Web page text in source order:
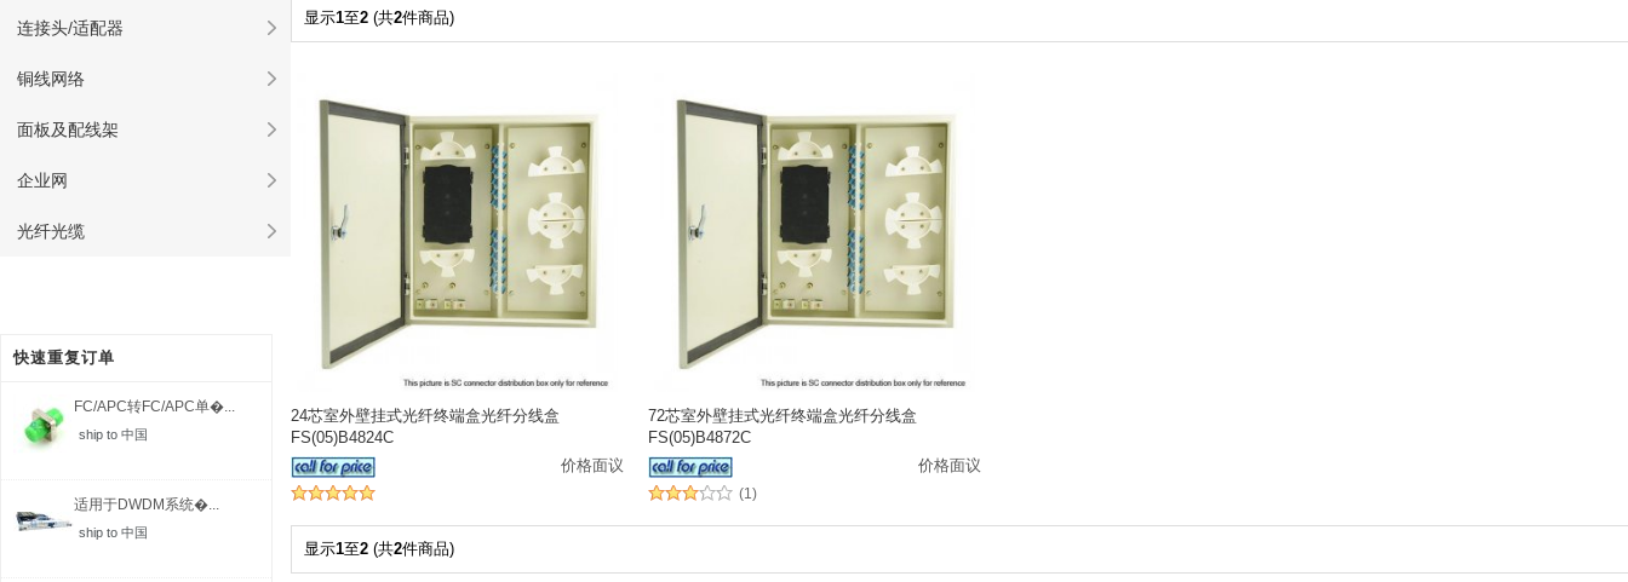
连接头/适配器
铜线网络
面板及配线架
企业网
光纤光缆
快速重复订单
FC/APC转FC/APC单�...
ship to 中国
适用于DWDM系统�...
ship to 中国
显示1至2 (共2件商品)
24芯室外壁挂式光纤终端盒光纤分线盒
FS(05)B4824C
价格面议
72芯室外壁挂式光纤终端盒光纤分线盒
FS(05)B4872C
价格面议
(1)
显示1至2 (共2件商品)